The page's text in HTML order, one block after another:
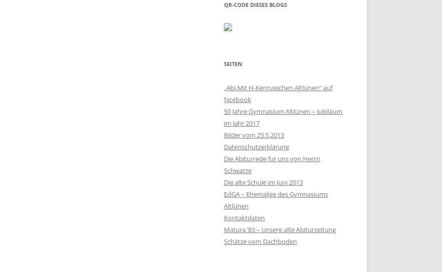
QR-CODE DIESES BLOGS
SEITEN
„Abi Mit H-Kennzeichen Altlünen“ auf
facebook
50 Jahre Gymnasium Altlünen – Jubiläum
im Jahr 2017
Bilder vom 25.5.2013
Datenschutzerklärung
Die Abiturrede für uns von Herrn
Schwarze
Die alte Schule im Juni 2013
EdGA – Ehemalige des Gymnasiums
Altlünen
Kontaktdaten
Matura ’83 – Unsere alte Abiturzeitung
Schätze vom Dachboden